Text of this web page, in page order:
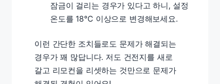
잠금이 걸리는 경우가 있다고 하니, 설정
온도를 18℃ 이상으로 변경해보세요.
이런 간단한 조치들로도 문제가 해결되는
경우가 꽤 많답니다. 저도 건전지를 새로
갈고 리모컨을 리셋하는 것만으로 문제가